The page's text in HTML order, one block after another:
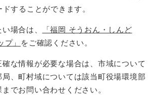
することができます。
場合は、
「福岡 そうおん・しんど
」
をご確認ください。
な情報が必要な場合は、市域について
、町村域については該当町役場環境部
でお問い合わせください。